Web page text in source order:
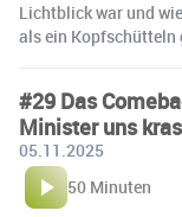
Lichtblick war und
als ein Kopfschütteln
#29 Das
Minister uns
05.11.2025
50 Minuten